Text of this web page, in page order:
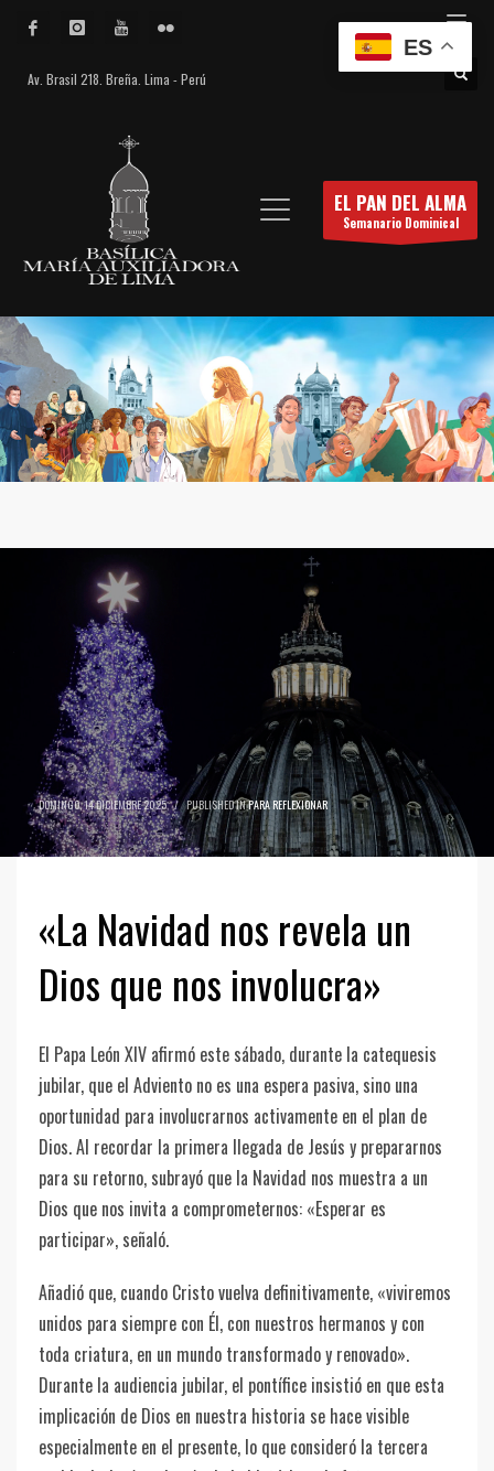
Av. Brasil 218. Breña. Lima - Perú
EL PAN DEL ALMA
Semanario Dominical
DOMINGO, 14 DICIEMBRE 2025 / PUBLISHED INPARA REFLEXIONAR
«La Navidad nos revela un
Dios que nos involucra»
El Papa León XIV afirmó este sábado, durante la catequesis
jubilar, que el Adviento no es una espera pasiva, sino una
oportunidad para involucrarnos activamente en el plan de
Dios. Al recordar la primera llegada de Jesús y prepararnos
para su retorno, subrayó que la Navidad nos muestra a un
Dios que nos invita a comprometernos: «Esperar es
participar», señaló.
Añadió que, cuando Cristo vuelva definitivamente, «viviremos
unidos para siempre con Él, con nuestros hermanos y con
toda criatura, en un mundo transformado y renovado».
Durante la audiencia jubilar, el pontífice insistió en que esta
implicación de Dios en nuestra historia se hace visible
especialmente en el presente, lo que consideró la tercera
ES